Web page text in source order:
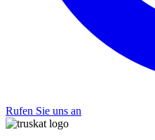
Rufen Sie uns an